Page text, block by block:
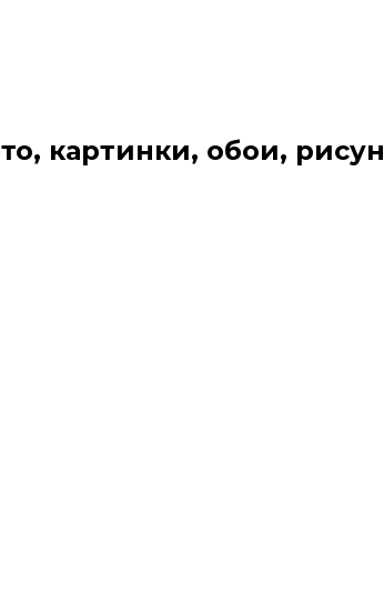
картинки, обои,